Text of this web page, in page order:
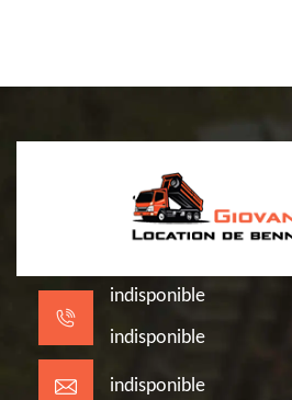
indisponible
indisponible
indisponible